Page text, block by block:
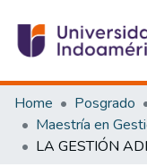
Communities &
All of DSpace
Statistics
Home Posgrado